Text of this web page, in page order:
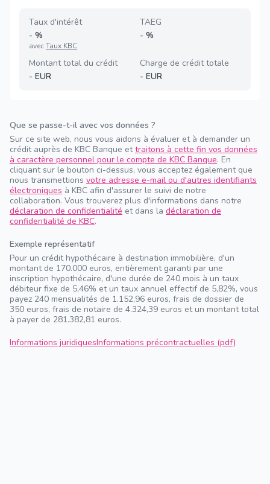
Taux d'intérêt
- %
avecTaux KBC
TAEG
- %
Montant total du crédit
- EUR
Charge de crédit totale
- EUR
Que se passe-t-il avec vos données ?
Sur ce site web, nous vous aidons à évaluer et à demander un
crédit auprès de KBC Banque ettraitons à cette fin vos données
à caractère personnel pour le compte de KBC Banque. En
cliquant sur le bouton ci-dessus, vous acceptez également que
nous transmettions votre adresse e-mail ou d'autres identifiants
électroniques à KBC afin d'assurer le suivi de notre
collaboration. Vous trouverez plus d'informations dans notre
déclaration de confidentialité et dans la déclaration de
confidentialité de KBC.
Exemple représentatif
Pour un crédit hypothécaire à destination immobilière, d'un
montant de 170.000 euros, entièrement garanti par une
inscription hypothécaire, d'une durée de 240 mois à un taux
débiteur fixe de 5,46% et un taux annuel effectif de 5,82%, vous
payez 240 mensualités de 1.152,96 euros, frais de dossier de
350 euros, frais de notaire de 4.324,39 euros et un montant total
à payer de 281.382,81 euros.
Informations juridiquesInformations précontractuelles (pdf)